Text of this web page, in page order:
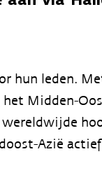
hun leden.
Midden-
Azië